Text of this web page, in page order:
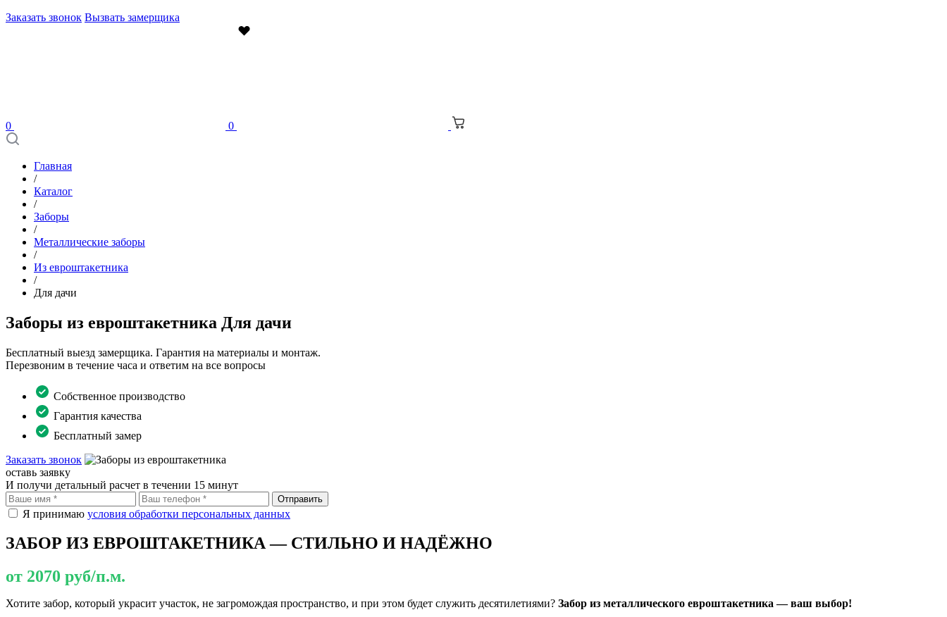
Заказать звонок Вызвать замерщика
0 0
Главная
/
Каталог
/
Заборы
/
Металлические заборы
/
Из евроштакетника
/
Для дачи
Заборы из евроштакетника Для дачи
Бесплатный выезд замерщика. Гарантия на материалы и монтаж.
Перезвоним в течение часа и ответим на все вопросы
Собственное производство
Гарантия качества
Бесплатный замер
Заказать звонок
оставь заявку
И получи детальный расчет в течении 15 минут
Отправить
Я принимаю условия обработки персональных данных
ЗАБОР ИЗ ЕВРОШТАКЕТНИКА — СТИЛЬНО И НАДЁЖНО
от 2070 руб/п.м.
Хотите забор, который украсит участок, не загромождая пространство, и при этом будет служить десятилетиями? Забор из металлического евроштакетника — ваш выбор!